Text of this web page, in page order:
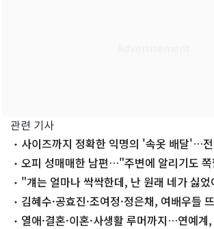
관련 기사
사이즈까지 정확한 익명의 '속옷 배달'…
다[탐정비밀]
오피 성매매한 남편…"주변에 알리기도
피웠다면"
"걔는 얼마나 싹싹한데, 난 원래 네가 싫
두둔한 시모
김혜수·공효진·조여정·정은채, 여배우들
결 [N이슈]
열애·결혼·이혼·사생활 루머까지…연예계